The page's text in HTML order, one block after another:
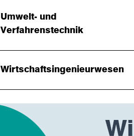
Umwelt- und
Verfahrenstechnik
Wirtschaftsingenieurwesen